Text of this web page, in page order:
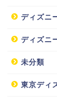
ディズニ
ディズニ
未分類
東京ディ